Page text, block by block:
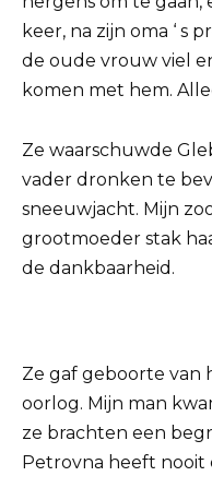
keer, na zijn oma ‘ s
de oude vrouw viel
komen met hem.
Ze waarschuwde
vader dronken te
sneeuwjacht. Mijn
grootmoeder stak
de dankbaarheid.
Ze gaf geboorte van
oorlog. Mijn man
ze brachten een
Petrovna heeft nooit